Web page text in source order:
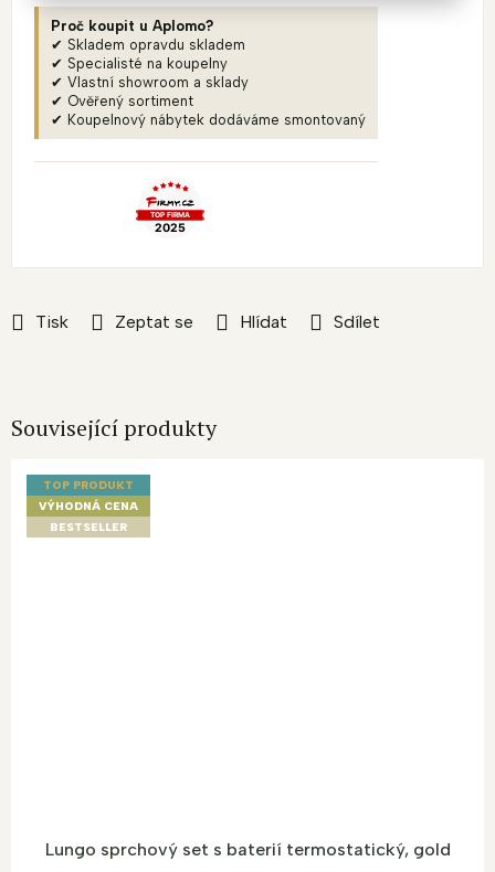
Tisk Zeptat se Hlídat Sdílet
Proč koupit u Aplomo?
✔ Skladem opravdu skladem
✔ Specialisté na koupelny
✔ Vlastní showroom a sklady
✔ Ověřený sortiment
✔ Koupelnový nábytek dodáváme smontovaný
Související produkty
TOP PRODUKT
VÝHODNÁ CENA
BESTSELLER
Lungo sprchový set s baterií termostatický, gold